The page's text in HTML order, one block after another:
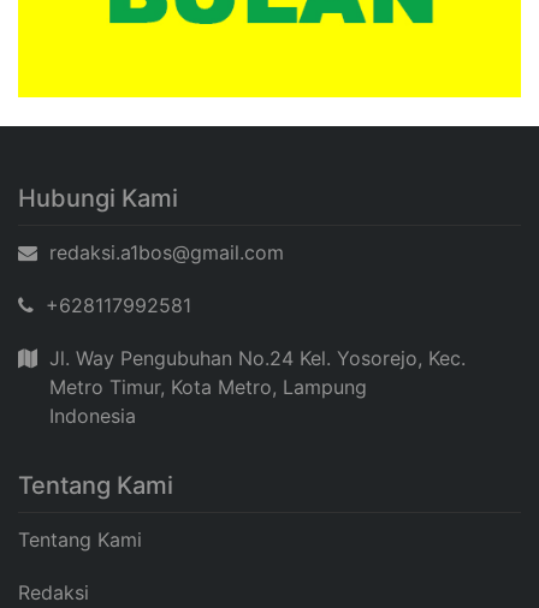
Hubungi Kami
redaksi.a1bos@gmail.com
+628117992581
Jl. Way Pengubuhan No.24 Kel. Yosorejo, Kec.
Metro Timur, Kota Metro, Lampung
Indonesia
Tentang Kami
Tentang Kami
Redaksi